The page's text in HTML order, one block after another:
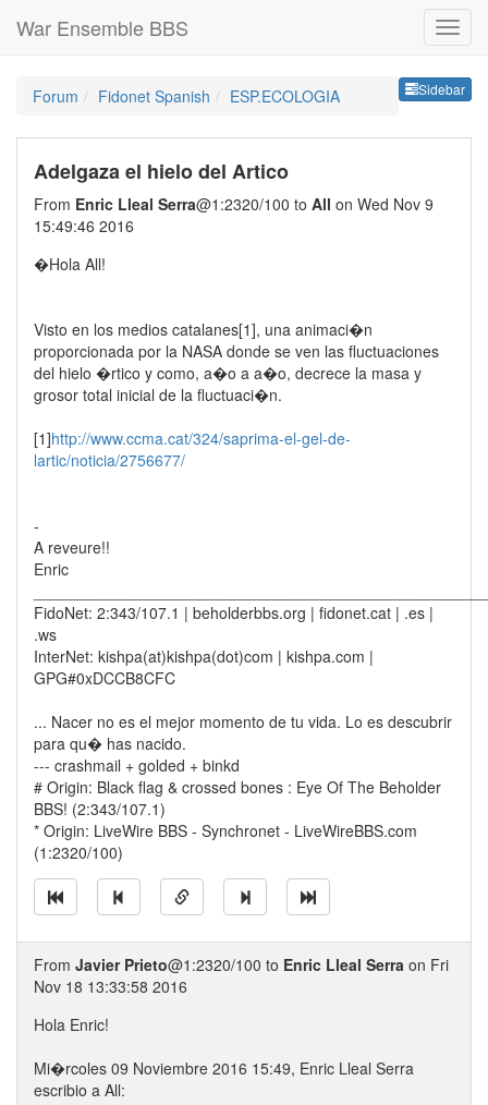
War Ensemble BBS
Sidebar
Forum Fidonet Spanish ESP.ECOLOGIA
Adelgaza el hielo del Artico
From Enric Lleal Serra@1:2320/100 to All on Wed Nov 9
15:49:46 2016
�Hola All!
Visto en los medios catalanes[1], una animaci�n
proporcionada por la NASA donde se ven las fluctuaciones
del hielo �rtico y como, a�o a a�o, decrece la masa y
grosor total inicial de la fluctuaci�n.
[1]http://www.ccma.cat/324/saprima-el-gel-de-
lartic/noticia/2756677/
-
A reveure!!
Enric
FidoNet: 2:343/107.1 | beholderbbs.org | fidonet.cat | .es |
.ws
InterNet: kishpa(at)kishpa(dot)com | kishpa.com |
GPG#0xDCCB8CFC
... Nacer no es el mejor momento de tu vida. Lo es descubrir
para qu� has nacido.
--- crashmail + golded + binkd
# Origin: Black flag & crossed bones : Eye Of The Beholder
BBS! (2:343/107.1)
* Origin: LiveWire BBS - Synchronet - LiveWireBBS.com
(1:2320/100)
From Javier Prieto@1:2320/100 to Enric Lleal Serra on Fri
Nov 18 13:33:58 2016
Hola Enric!
Mi�rcoles 09 Noviembre 2016 15:49, Enric Lleal Serra
escribio a All: